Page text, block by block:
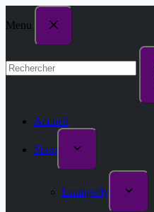
Menu
Accueil
Shop
Loungefly